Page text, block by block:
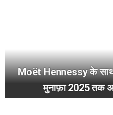
Moët Hennessy के साथ
मुनाफ़ा 2025 तक